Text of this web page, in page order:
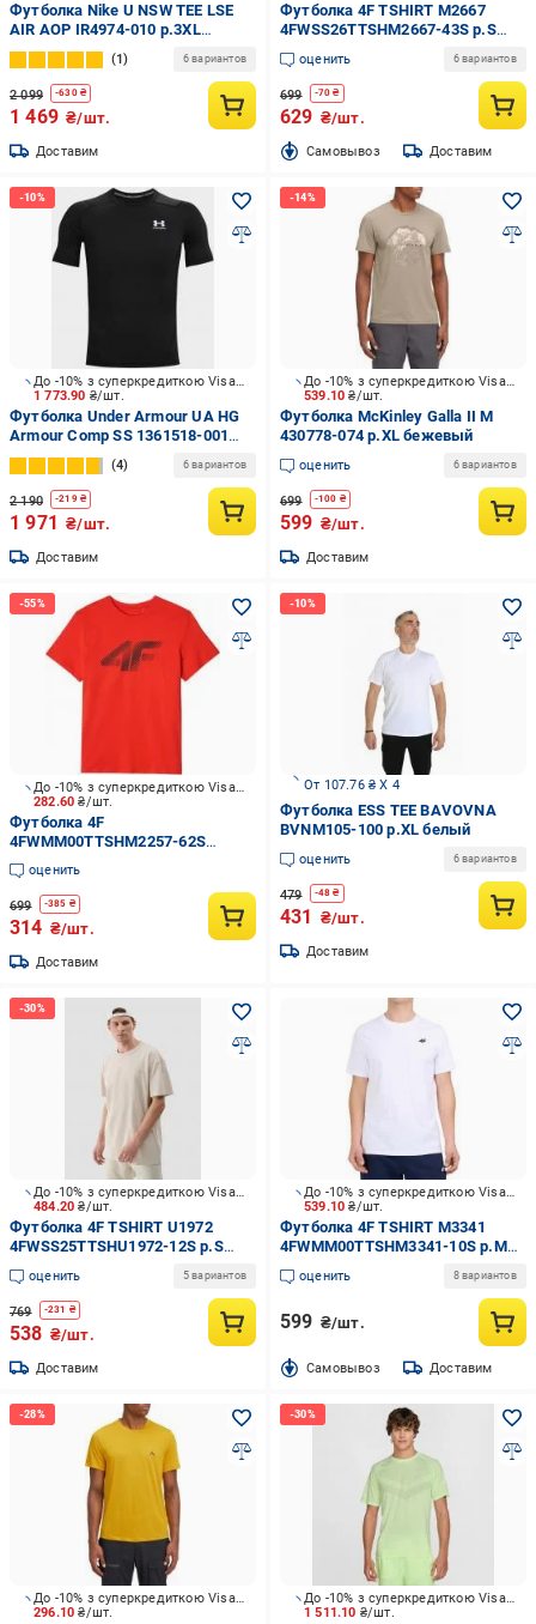
Футболка Nike U NSW TEE LSE
AIR AOP IR4974-010 р.3XL
черный
1 6 вариантов
2 099 -630₴
1 469 ₴/шт.
Доставим
Футболка 4F TSHIRT M2667
4FWSS26TTSHM2667-43S р.S
хаки
оценить 6 вариантов
699 -70 ₴
629 ₴/шт.
Cамовывоз Доставим
1 773.90 ₴/шт.
До -10% з суперкредиткою Visa Вигода
Футболка Under Armour UA HG
Armour Comp SS 1361518-001
р.M черный
4 6 вариантов
2 190 -219₴
1 971 ₴/шт.
Доставим
539.10₴/шт.
До -10% з суперкредиткою Visa Вигода
Футболка McKinley Galla II M
430778-074 р.XL бежевый
оценить 6 вариантов
699 -100 ₴
599 ₴/шт.
Доставим
282.60₴/шт.
До -10% з суперкредиткою Visa Вигода
Футболка 4F
4FWMM00TTSHM2257-62S
TSHIRT р.L красный
оценить
699 -385 ₴
314 ₴/шт.
Доставим
От 107.76 ₴ X 4
Футболка ESS TEE BAVOVNA
BVNM105-100 р.XL белый
оценить 6 вариантов
479 -48 ₴
431 ₴/шт.
Доставим
484.20₴/шт.
До -10% з суперкредиткою Visa Вигода
Футболка 4F TSHIRT U1972
4FWSS25TTSHU1972-12S р.S
бежевый
оценить 5 вариантов
769 -231 ₴
538 ₴/шт.
Доставим
539.10₴/шт.
До -10% з суперкредиткою Visa Вигода
Футболка 4F TSHIRT M3341
4FWMM00TTSHM3341-10S р.M
белый
оценить 8 вариантов
599 ₴/шт.
Cамовывоз Доставим
296.10₴/шт.
До -10% з суперкредиткою Visa Вигода
1 511.10 ₴/шт.
До -10% з суперкредиткою Visa Вигода